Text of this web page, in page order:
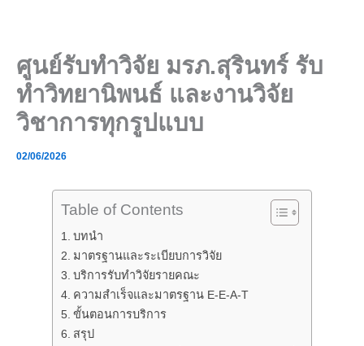
ศูนย์รับทำวิจัย มรภ.สุรินทร์ รับ
ทำวิทยานิพนธ์ และงานวิจัย
วิชาการทุกรูปแบบ
02/06/2026
Table of Contents
บทนำ
มาตรฐานและระเบียบการวิจัย
บริการรับทำวิจัยรายคณะ
ความสำเร็จและมาตรฐาน E-E-A-T
ขั้นตอนการบริการ
สรุป